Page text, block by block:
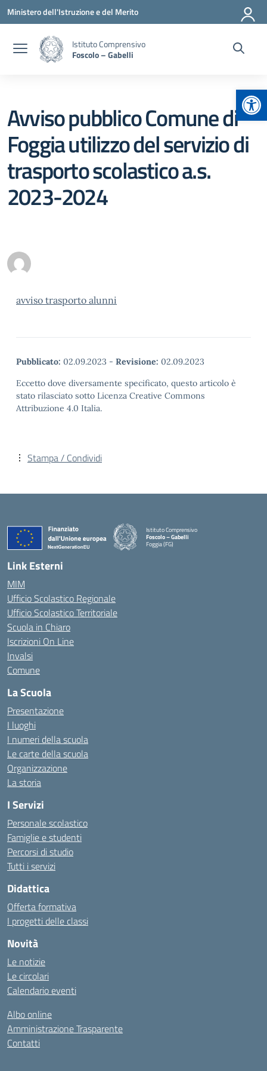
Vai ai contenuti
Vai al menu di navigazione
Vai al footer
Ministero dell'Istruzione e del Merito
Istituto Comprensivo
Foscolo – Gabelli
Avviso pubblico Comune di
Foggia utilizzo del servizio di
trasporto scolastico a.s.
2023-2024
avviso trasporto alunni
Pubblicato: 02.09.2023 - Revisione: 02.09.2023
Eccetto dove diversamente specificato, questo articolo è
stato rilasciato sotto Licenza Creative Commons
Attribuzione 4.0 Italia.
Stampa / Condividi
Istituto Comprensivo
Foscolo – Gabelli
Foggia (FG)
— Visita la pagina iniziale della scuola
Link Esterni
MIM
Ufficio Scolastico Regionale
Ufficio Scolastico Territoriale
Scuola in Chiaro
Iscrizioni On Line
Invalsi
Comune
La Scuola
Presentazione
I luoghi
I numeri della scuola
Le carte della scuola
Organizzazione
La storia
I Servizi
Personale scolastico
Famiglie e studenti
Percorsi di studio
Tutti i servizi
Didattica
Offerta formativa
I progetti delle classi
Novità
Le notizie
Le circolari
Calendario eventi
Albo online
Amministrazione Trasparente
Contatti